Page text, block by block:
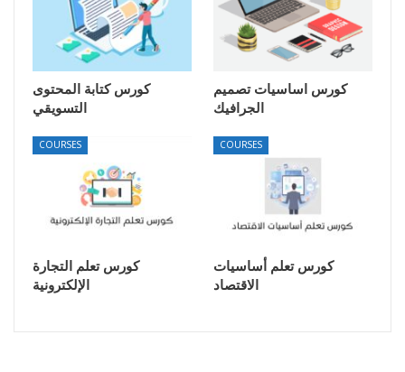
كورس كتابة المحتوى
التسويقي
كورس اساسيات تصميم
الجرافيك
COURSES
كورس تعلم التجارة
الإلكترونية
COURSES
كورس تعلم أساسيات
الاقتصاد